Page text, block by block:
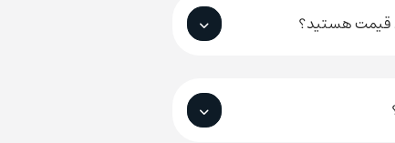
قیمت هستید؟